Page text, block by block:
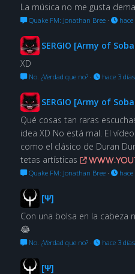
La música no me gusta
Quake FM: Jonathan Bree· hace
SERGIO [Army of
XD
No. ¿Verdad que no?· hace 3 días
SERGIO [Army of
Qué cosas tan raras
idea XD No está mal. El
como el clásico de Duran
tetas artísticas
Quake FM: Jonathan Bree· hace
[Ψ]
Con una bolsa en la cabeza
😂
No. ¿Verdad que no?· hace 3 días
[Ψ]